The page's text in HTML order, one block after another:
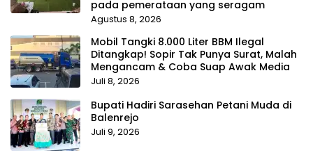
pada pemerataan yang seragam
Agustus 8, 2026
Mobil Tangki 8.000 Liter BBM Ilegal
Ditangkap! Sopir Tak Punya Surat, Malah
Mengancam & Coba Suap Awak Media
Juli 8, 2026
Bupati Hadiri Sarasehan Petani Muda di
Balenrejo
Juli 9, 2026